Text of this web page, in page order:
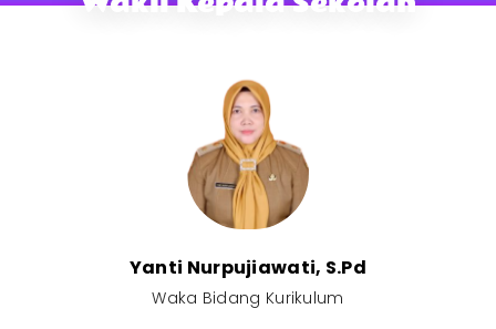
Yanti Nurpujiawati, S.Pd
Waka Bidang Kurikulum